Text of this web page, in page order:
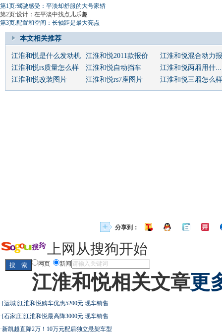
第1页:驾驶感受：平淡却舒服的大号家轿
第2页:设计：在平淡中找点儿乐趣
第3页:配置和空间：长轴距是最大亮点
本文相关推荐
江淮和悦是什么发动机 江淮和悦2011款报价
江淮和悦混合动力
江淮和悦rs质量怎么样
江淮和悦自动挡车
江淮和悦两厢用什...
江淮和悦改装图片
江淮和悦rs7座图片 江淮和悦三厢怎么样
分享到：
上网从搜狗开始
网页 新闻
江淮和悦相关文章更
·[运城]江淮和悦购车优惠5200元 现车销售
·[石家庄]江淮和悦最高降3000元 现车销售
·新凯越直降2万！10万元配后独立悬架车型